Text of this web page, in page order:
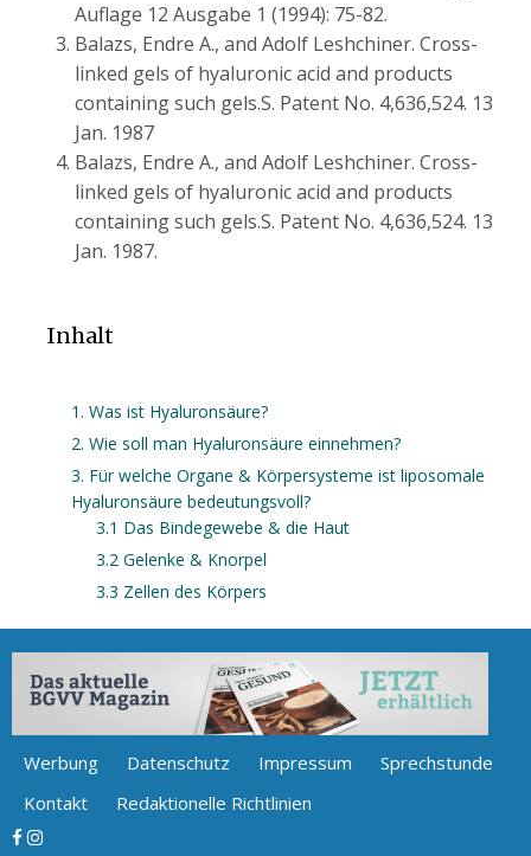
Auflage 12 Ausgabe 1 (1994): 75-82.
Balazs, Endre A., and Adolf Leshchiner. Cross-
linked gels of hyaluronic acid and products
containing such gels.S. Patent No. 4,636,524. 13
Jan. 1987
Balazs, Endre A., and Adolf Leshchiner. Cross-
linked gels of hyaluronic acid and products
containing such gels.S. Patent No. 4,636,524. 13
Jan. 1987.
Inhalt
1. Was ist Hyaluronsäure?
2. Wie soll man Hyaluronsäure einnehmen?
3. Für welche Organe & Körpersysteme ist liposomale
Hyaluronsäure bedeutungsvoll?
3.1 Das Bindegewebe & die Haut
3.2 Gelenke & Knorpel
3.3 Zellen des Körpers
Werbung Datenschutz Impressum
Sprechstunde
Kontakt
Redaktionelle Richtlinien